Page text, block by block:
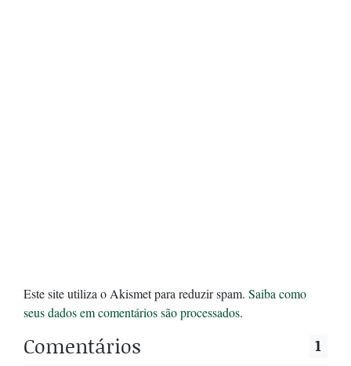
Este site utiliza o Akismet para reduzir spam. Saiba como
seus dados em comentários são processados.
Comentários 1